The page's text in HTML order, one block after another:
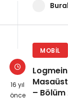
16 yıl
önce
MOBIL
– Bölüm